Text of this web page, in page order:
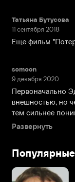
и
художника
Элиота
Броуди.
рос
необычайно
«диким»
и
непослушным
ребенком
воображением.
С
юных
Татьяна Бутусова
11 сентября 2018
Еще фильм
somoon
9 декабря 2020
Первоначально
внешностью, но
тем сильнее
Развернуть